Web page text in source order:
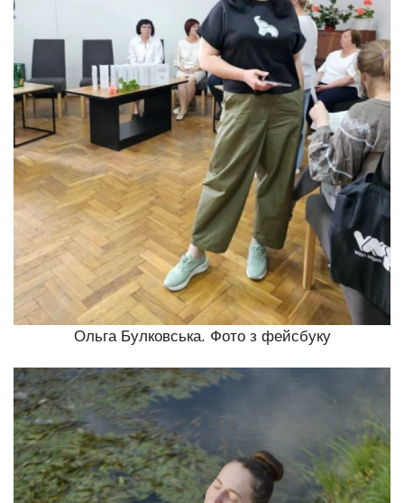
Ольга Булковська. Фото з фейсбуку